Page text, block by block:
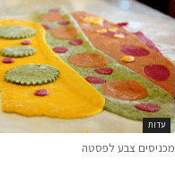
עדות
מכניסים צבע לפסטה